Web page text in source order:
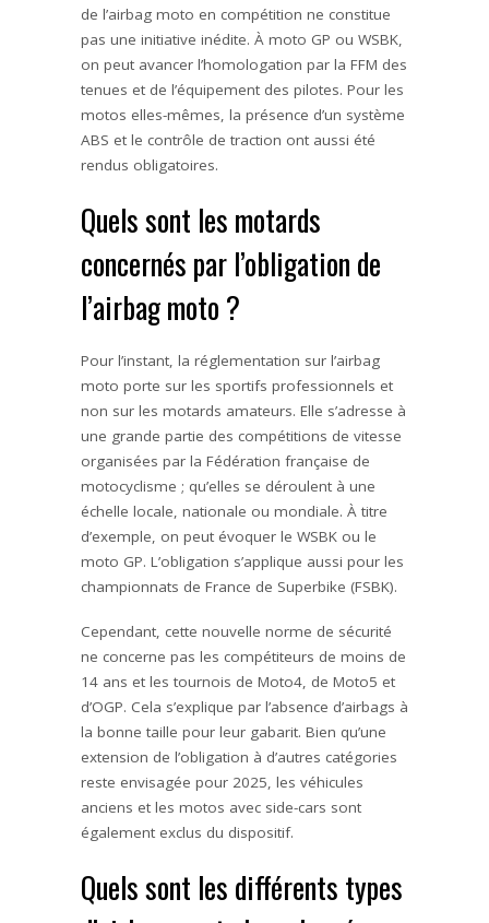
de l’airbag moto en compétition ne constitue
pas une initiative inédite. À moto GP ou WSBK,
on peut avancer l’homologation par la FFM des
tenues et de l’équipement des pilotes. Pour les
motos elles-mêmes, la présence d’un système
ABS et le contrôle de traction ont aussi été
rendus obligatoires.
Quels sont les motards
concernés par l’obligation de
l’airbag moto ?
Pour l’instant, la réglementation sur l’airbag
moto porte sur les sportifs professionnels et
non sur les motards amateurs. Elle s’adresse à
une grande partie des compétitions de vitesse
organisées par la Fédération française de
motocyclisme ; qu’elles se déroulent à une
échelle locale, nationale ou mondiale. À titre
d’exemple, on peut évoquer le WSBK ou le
moto GP. L’obligation s’applique aussi pour les
championnats de France de Superbike (FSBK).
Cependant, cette nouvelle norme de sécurité
ne concerne pas les compétiteurs de moins de
14 ans et les tournois de Moto4, de Moto5 et
d’OGP. Cela s’explique par l’absence d’airbags à
la bonne taille pour leur gabarit. Bien qu’une
extension de l’obligation à d’autres catégories
reste envisagée pour 2025, les véhicules
anciens et les motos avec side-cars sont
également exclus du dispositif.
Quels sont les différents types